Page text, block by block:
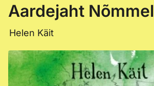
Aardejaht Nõmmel
Helen Käit